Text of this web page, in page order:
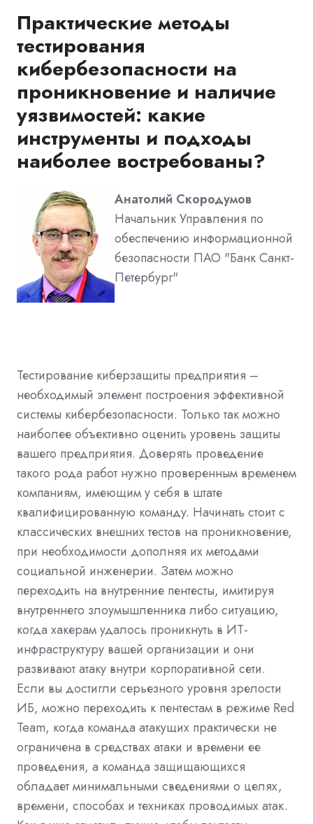
Практические методы
тестирования
кибербезопасности на
проникновение и наличие
уязвимостей: какие
инструменты и подходы
наиболее востребованы?
Анатолий Скородумов
Начальник Управления по
обеспечению информационной
безопасности ПАО "Банк Санкт-
Петербург"
Тестирование киберзащиты предприятия –
необходимый элемент построения эффективной
системы кибербезопасности. Только так можно
наиболее объективно оценить уровень защиты
вашего предприятия. Доверять проведение
такого рода работ нужно проверенным временем
компаниям, имеющим у себя в штате
квалифицированную команду. Начинать стоит с
классических внешних тестов на проникновение,
при необходимости дополняя их методами
социальной инженерии. Затем можно
переходить на внутренние пентесты, имитируя
внутреннего злоумышленника либо ситуацию,
когда хакерам удалось проникнуть в ИТ-
инфраструктуру вашей организации и они
развивают атаку внутри корпоративной сети.
Если вы достигли серьезного уровня зрелости
ИБ, можно переходить к пентестам в режиме Red
Team, когда команда атакущих практически не
ограничена в средствах атаки и времени ее
проведения, а команда защищающихся
обладает минимальными сведениями о целях,
времени, способах и техниках проводимых атак.